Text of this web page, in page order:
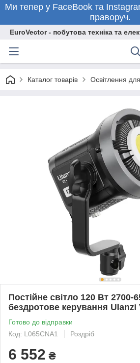
Ми тепер у FaceBook та
праворуч.
EuroVector - побутова техніка та
Каталог товарів Освітлення
Постійне світло 120 Вт 2700-
бездротове керування Ulanzi
Готово до відправки
Код: L065CNA1
Роздріб
6 552 ₴